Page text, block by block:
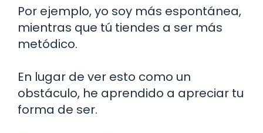
Por ejemplo, yo soy más espontánea,
mientras que tú tiendes a ser más
metódico.
En lugar de ver esto como un
obstáculo, he aprendido a apreciar tu
forma de ser.